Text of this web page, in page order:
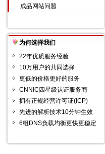
成品网站问题
为何选择我们
22年优质服务经验
10万用户的共同选择
更低的价格更好的服务
CNNIC四星级认证服务商
拥有正规经营许可证(ICP)
先进的解析技术10分钟生效
6组DNS负载均衡更快更稳定